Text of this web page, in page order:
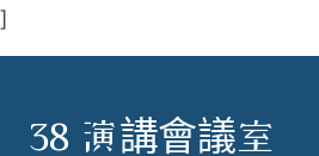
38 演講會議室